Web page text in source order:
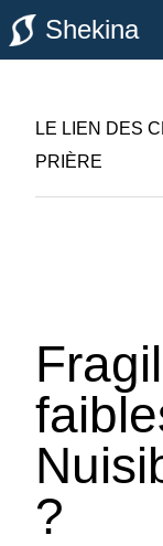
Shekina
LE LIEN DES
PRIÈRE
?